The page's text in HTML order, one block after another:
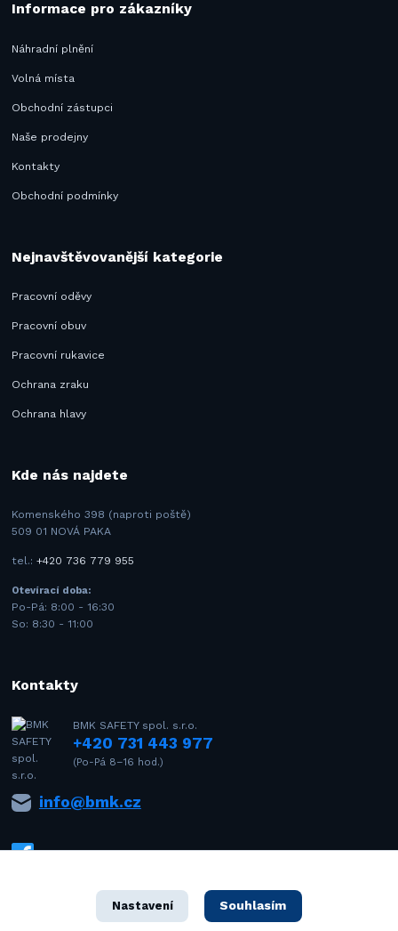
Informace pro zákazníky
Náhradní plnění
Volná místa
Obchodní zástupci
Naše prodejny
Kontakty
Obchodní podmínky
Nejnavštěvovanější kategorie
Pracovní oděvy
Pracovní obuv
Pracovní rukavice
Ochrana zraku
Ochrana hlavy
Kde nás najdete
Komenského 398 (naproti poště)
509 01 NOVÁ PAKA
tel.:+420 736 779 955
Otevírací doba:
Po-Pá: 8:00 - 16:30
So: 8:30 - 11:00
Kontakty
BMK SAFETY spol. s.r.o.
+420 731 443 977
(Po-Pá 8–16 hod.)
info@bmk.cz
Nastavení Souhlasím